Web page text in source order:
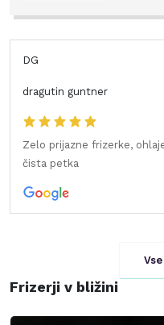
DG
dragutin guntner
Zelo prijazne frizerke,
čista petka
Frizerji v bližini